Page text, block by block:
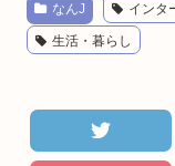
なんJ インタ
生活・暮らし